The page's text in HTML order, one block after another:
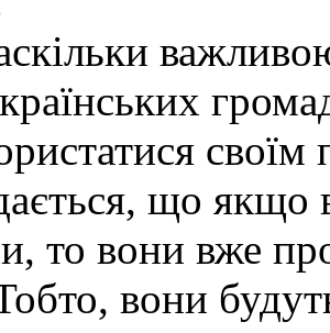
своїм
що якщо
то вони вже
вони